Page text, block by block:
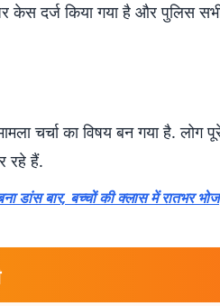
केस दर्ज किया गया है और पुलिस
चर्चा का विषय बन गया है. लोग
रहे हैं.
डांस बार, बच्चों की क्लास में रातभर